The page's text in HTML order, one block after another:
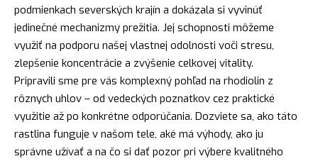
podmienkach severských krajín a dokázala si vyvinúť
jedinečné mechanizmy prežitia. Jej schopnosti môžeme
využiť na podporu našej vlastnej odolnosti voči stresu,
zlepšenie koncentrácie a zvýšenie celkovej vitality.
Pripravili sme pre vás komplexný pohľad na rhodiolin z
rôznych uhlov – od vedeckých poznatkov cez praktické
využitie až po konkrétne odporúčania. Dozviete sa, ako táto
rastlina funguje v našom tele, aké má výhody, ako ju
správne užívať a na čo si dať pozor pri výbere kvalitného